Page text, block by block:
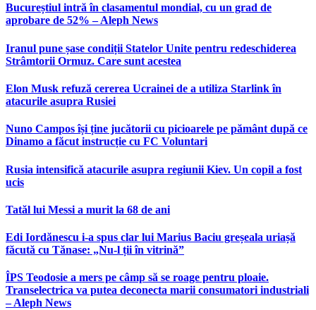
Bucureștiul intră în clasamentul mondial, cu un grad de
aprobare de 52% – Aleph News
Iranul pune șase condiții Statelor Unite pentru redeschiderea
Strâmtorii Ormuz. Care sunt acestea
Elon Musk refuză cererea Ucrainei de a utiliza Starlink în
atacurile asupra Rusiei
Nuno Campos își ține jucătorii cu picioarele pe pământ după ce
Dinamo a făcut instrucție cu FC Voluntari
Rusia intensifică atacurile asupra regiunii Kiev. Un copil a fost
ucis
Tatăl lui Messi a murit la 68 de ani
Edi Iordănescu i-a spus clar lui Marius Baciu greșeala uriașă
făcută cu Tănase: „Nu-l ții în vitrină”
ÎPS Teodosie a mers pe câmp să se roage pentru ploaie.
Transelectrica va putea deconecta marii consumatori industriali
– Aleph News